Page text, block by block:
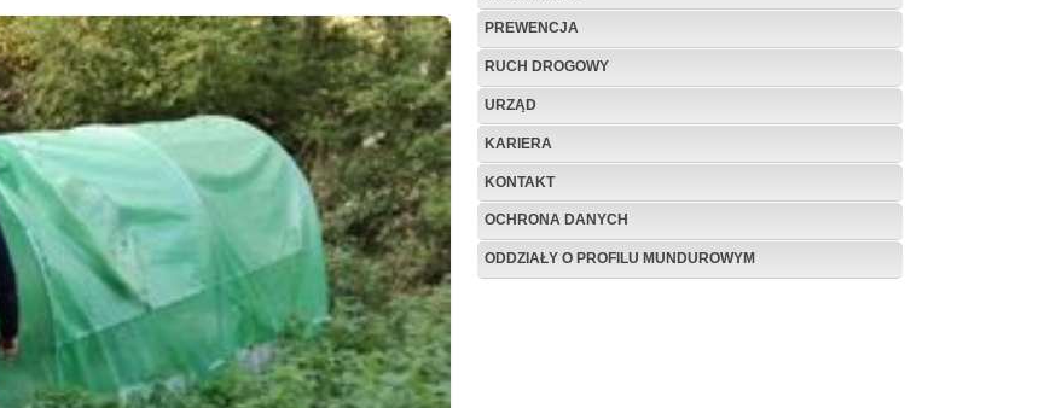
PREWENCJA
RUCH DROGOWY
URZĄD
KARIERA
KONTAKT
OCHRONA DANYCH
ODDZIAŁY O PROFILU MUNDUROWYM